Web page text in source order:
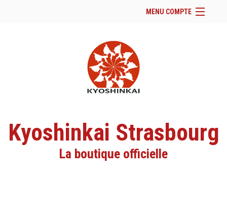
MENU COMPTE
Site Web du club
Facebook
Se connecter
Panier (vide)
Kyoshinkai Strasbourg
La boutique officielle